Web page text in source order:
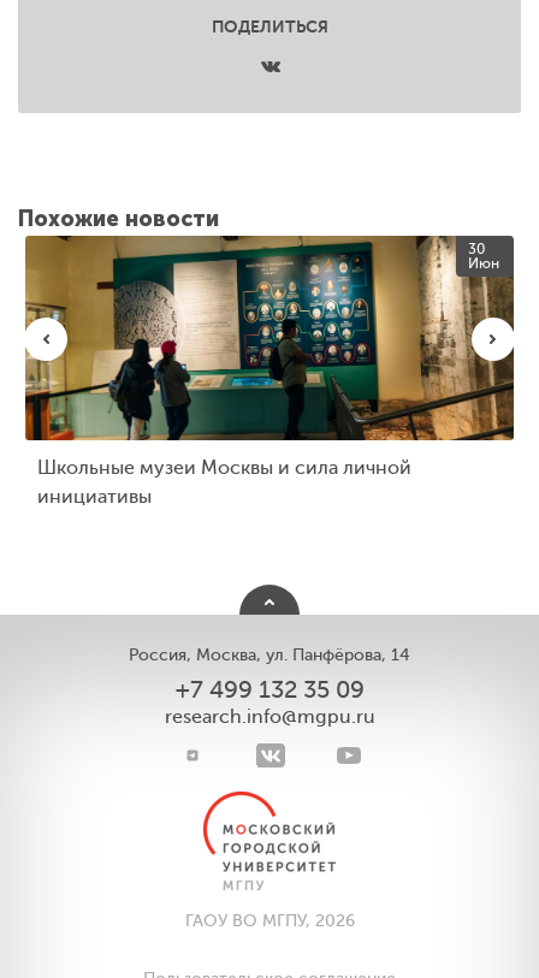
ПОДЕЛИТЬСЯ
Похожие новости
30
Июн
Школьные музеи Москвы и сила личной
инициативы
Россия, Москва, ул. Панфёрова, 14
+7 499 132 35 09
research.info@mgpu.ru
ГАОУ ВО МГПУ, 2026